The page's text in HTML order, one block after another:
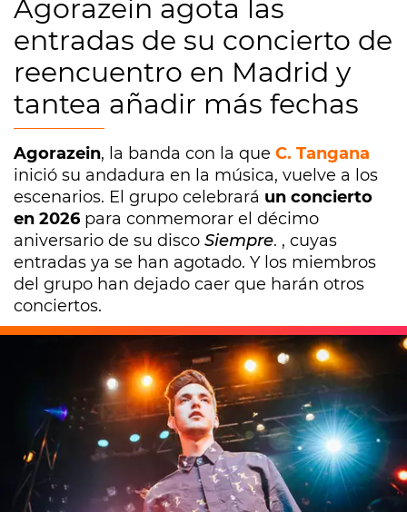
Agorazein agota las
entradas de su concierto de
reencuentro en Madrid y
tantea añadir más fechas
Agorazein, la banda con la que C. Tangana
inició su andadura en la música, vuelve a los
escenarios. El grupo celebrará un concierto
en 2026 para conmemorar el décimo
aniversario de su disco Siempre. , cuyas
entradas ya se han agotado. Y los miembros
del grupo han dejado caer que harán otros
conciertos.